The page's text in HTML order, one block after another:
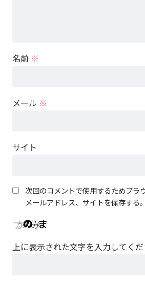
名前 ※
メール ※
サイト
次回のコメントで使用するためブラ
メールアドレス、サイトを保存する。
上に表示された文字を入力してくだ